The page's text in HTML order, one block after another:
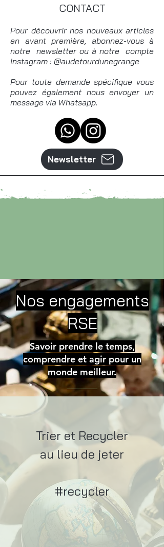
CONTACT
Pour découvrir nos nouveaux articles
en avant première, abonnez-vous à
notre newsletter ou à notre compte
Instagram : @audetourdunegrange
Pour toute demande spécifique vous
pouvez également nous envoyer un
message via Whatsapp.
Newsletter
Nos engagements
RSE
Savoir prendre le temps,
comprendre et agir pour un
monde meilleur.
Trier et Recycler
au lieu de jeter
#recycler